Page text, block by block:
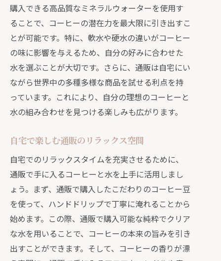
ム
自宅で簡単に楽しむ贅沢時間
通販を活用したストレス解消法
忙しさを和らげる通販の提案
自宅で味わう通販のコーヒーと水の絶妙な
ハーモニー
コーヒーと水のバランスを極める
極上のブレンドを楽しむためのポイン
ト
通販で実現する味の調和
コーヒーの味を引き立てる水の秘密
通販で探求する味の可能性
通販で見つける特別な時間と美味しい組み
合わせ
心を癒す通販のコーヒーと水
購入できる高品質なミネラルウォーターを使用す
ることで、コーヒーの潜在力を最大限に引き出すこ
とが可能です。特に、軟水や硬水の違いがコーヒー
の味に影響を与えるため、自分の好みに合わせた
水を選ぶことが大切です。さらに、通販は自宅にい
ながら世界中の多種多様な商品を試せる利点を持
っています。これにより、自分の理想のコーヒーと
水の組み合わせを見つける楽しみも広がります。
自宅で楽しむ通販のリラックス空間
自宅でのリラックスタイムを充実させるために、
通販で手に入るコーヒーと水を上手に活用しまし
ょう。まず、通販で購入したこだわりのコーヒー豆
を使って、ハンドドリップで丁寧に淹れることから
始めます。この際、通販で購入可能な純粋でクリア
な水を用いることで、コーヒーの本来の旨みを引き
出すことができます。そして、コーヒーの香りが漂